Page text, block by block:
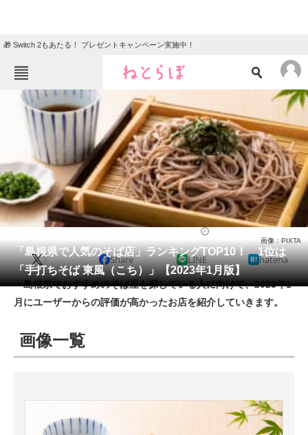
🎁 Switch 2もあたる！ プレゼントキャンペーン実施中！
ねとらぼメニュー
ニュース
エンタメ クイズ
地域
住まい 教育・育児
動物 リサーチ
会員記事
メディア
注目記事を集めた総合ページ
ITの今と未来を見通す
好きが集まる 比べて選べる
「島根県で人気のそば店」ランキングTOP10！ 1位は
「手打ちそば 東風（こち）」【2023年1月版】
画像：PIXTA
X Share LINE hatena
島根県でおすすめのそば屋を探している人に向けて、2023年1
月にユーザーからの評価が高かったお店を紹介していきます。
画像一覧